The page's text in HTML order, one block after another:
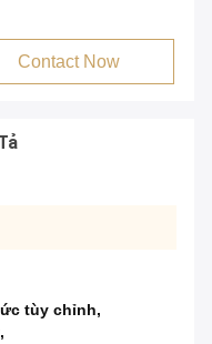
Contact Now
tùy chỉnh,
,